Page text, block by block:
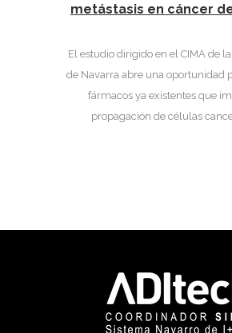
metástasis en cáncer
El estudio dirigido en el CIMA de
de Navarra abre una oportunidad
fármacos ya existentes que
propagación de células